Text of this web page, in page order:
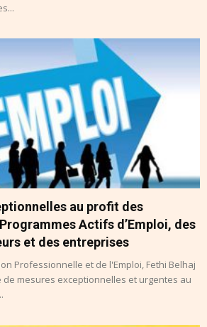
au profit des
Actifs d’Emploi, des
et des entreprises
Professionnelle et de l'Emploi, Fethi Belhaj
mesures exceptionnelles et urgentes au